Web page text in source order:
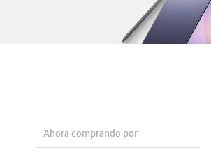
Ahora comprando por